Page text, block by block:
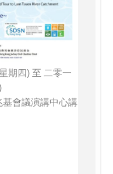
期四) 至 二零一
會議演講中心講